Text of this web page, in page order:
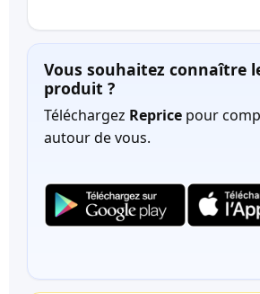
Vous souhaitez connaître
produit ?
Téléchargez Reprice pour
autour de vous.